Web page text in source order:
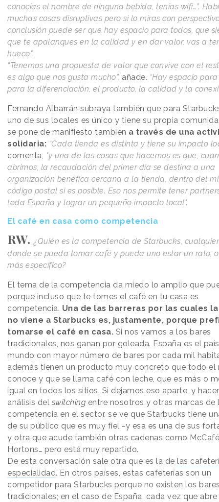
conocías el nombre de ninguna bebida, tenías wifi…”.
muchas cosas disruptivas pero si lo miras con
conclusión puede ser que hay espacio para todos, que
que te apalanques en la calidad y en dar valor, vas a
hueco".
“Tenemos una propuesta de valor que convive con el
es algo que nos gusta mucho”, añade. “Hay espacio
para la diferenciación, el producto, la calidad y la
Fernando Albarrán subraya también que para
uno de sus locales es único y tiene su propia
se pone de manifiesto también a través de una
solidaria: “Cada tienda es distinta y tiene su impacto
comenta,
"y una de las cosas que hacemos es que,
abrimos, la recaudación del primer día se destina a una
organización benéfica cercana a la tienda, dentro del
código postal si es posible. Eso nos permite tener
toda España y lograr un pequeño impacto local".
El café en casa como competencia
RW. ¿Quién es la competencia de Starbucks,
donde se pueda tomar café y pueda uno estar un rato,
más específico?
El tema de la competencia da miedo lo amplio que
porque incluso que te tomes el café en tu casa es
competencia. Una de las barreras por las cuales
no viene a Starbucks es, justamente, porque
tomarse el café en casa. Si nos vamos a los bares
tradicionales, nos ganan por goleada. España es el
mundo con mayor número de bares por cada mil
además tienen un producto muy concreto que todo el
conoce y que se llama café con leche, que es más o
igual en todos los sitios. Si dejamos eso aparte, y
análisis del switching entre nosotros y otras marcas de
competencia en el sector, se ve que Starbucks tiene
de su público que es muy fiel -y esa es una de sus
y otra que acude también otras cadenas como
Hortons… pero está muy repartido.
De esta conversación sale otra que es la de las
especialidad. En otros países, estas cafeterías son un
competidor para Starbucks porque no existen los
tradicionales; en el caso de España, cada vez que abre